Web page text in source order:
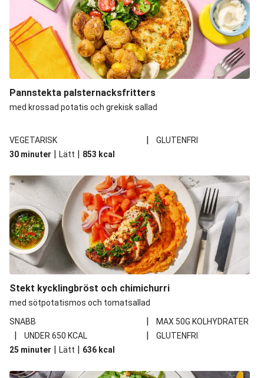
Pannstekta palsternacksfritters
med krossad potatis och grekisk sallad
VEGETARISK |
GLUTENFRI
30 minuter | Lätt | 853 kcal
Stekt kycklingbröst och chimichurri
med sötpotatismos och tomatsallad
SNABB
| MAX 50G KOLHYDRATER
| UNDER 650 KCAL |
GLUTENFRI
25 minuter | Lätt | 636 kcal